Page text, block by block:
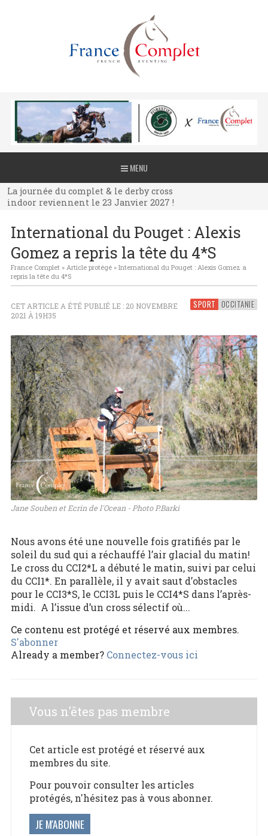
MENU
La journée du complet & le derby cross
indoor reviennent le 23 Janvier 2027 !
La journée du complet & le derby cross
indoor reviennent le 23 Janvier 2027 !
indoor reviennent le 23 Janvier 2027 !
International du Pouget : Alexis
Gomez a repris la tête du 4*S
France Complet» Article protégé» International du Pouget : Alexis Gomez a
repris la tête du 4*S
SPORT OCCITANIE
CET ARTICLE A ÉTÉ PUBLIÉ LE : 20 NOVEMBRE
2021 À 19H35
Jane Souben et Ecrin de l'Ocean - Photo P.Barki
Nous avons été une nouvelle fois gratifiés par le
soleil du sud qui a réchauffé l’air glacial du matin!
Le cross du CCI2*L a débuté le matin, suivi par celui
du CCI1*. En parallèle, il y avait saut d’obstacles
pour le CCI3*S, le CCI3L puis le CCI4*S dans l’après-
midi. A l’issue d’un cross sélectif où...
Ce contenu est protégé et réservé aux membres.
S'abonner
Already a member? Connectez-vous ici
Vous n'êtes pas membre
Cet article est protégé et réservé aux
membres du site.
Pour pouvoir consulter les articles
protégés, n'hésitez pas à vous abonner.
JE M'ABONNE